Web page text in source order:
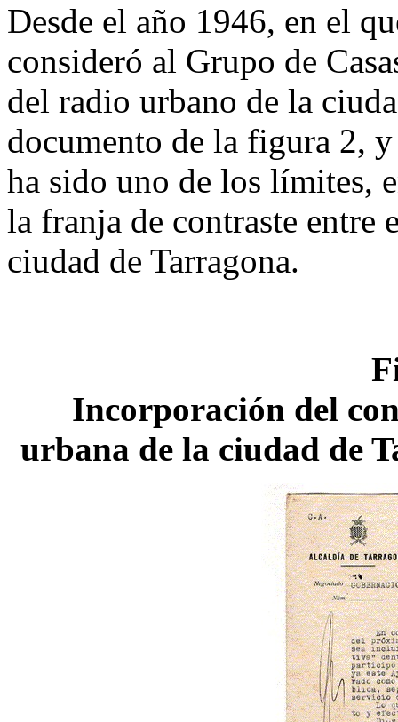
Desde el año 1946, en el
consideró al Grupo de
del radio urbano de la
documento de la figura 2,
ha sido uno de los límites,
la franja de contraste entre
ciudad de Tarragona.
Incorporación del
urbana de la ciudad de